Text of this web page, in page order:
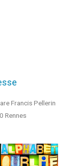
Francis Pellerin
Rennes